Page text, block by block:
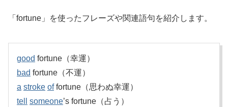
「fortune」を使ったフレーズや関連語句を紹介します。
good fortune（幸運）
bad fortune（不運）
a stroke offortune（思わぬ幸運）
tell
someone’s fortune（占う）